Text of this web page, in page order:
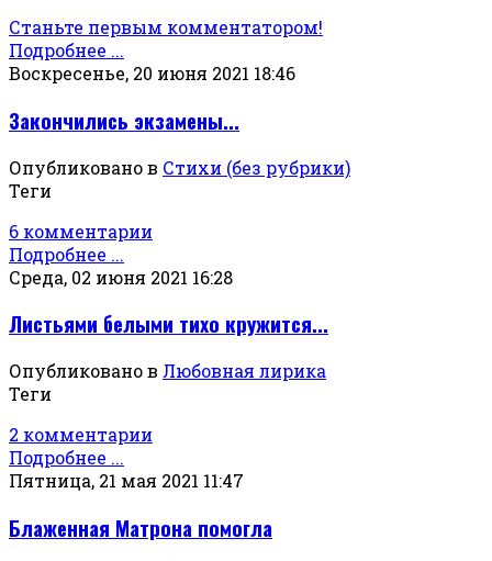
Станьте первым комментатором!
Подробнее ...
Воскресенье, 20 июня 2021 18:46
Закончились экзамены...
Опубликовано в Стихи (без рубрики)
Теги
6 комментарии
Подробнее ...
Среда, 02 июня 2021 16:28
Листьями белыми тихо кружится...
Опубликовано в Любовная лирика
Теги
2 комментарии
Подробнее ...
Пятница, 21 мая 2021 11:47
Блаженная Матрона помогла